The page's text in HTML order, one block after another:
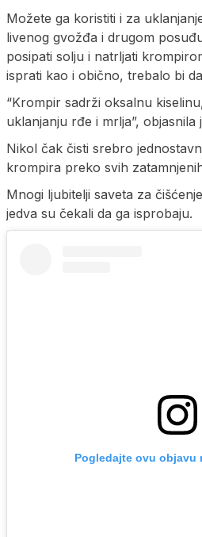
Možete ga koristiti i za
livenog gvožđa i drugom
posipati solju i natrljati
isprati kao i obično, trebalo bi
“Krompir sadrži oksalnu
uklanjanju rđe i mrlja”, objasnila
Nikol čak čisti srebro
krompira preko svih
Mnogi ljubitelji saveta za
jedva su čekali da ga isprobaju.
Pogledajte ovu objavu